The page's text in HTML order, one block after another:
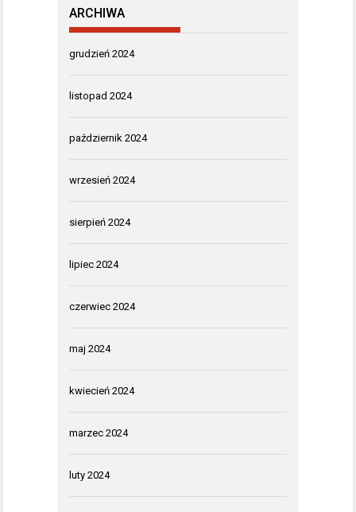
ARCHIWA
grudzień 2024
listopad 2024
październik 2024
wrzesień 2024
sierpień 2024
lipiec 2024
czerwiec 2024
maj 2024
kwiecień 2024
marzec 2024
luty 2024